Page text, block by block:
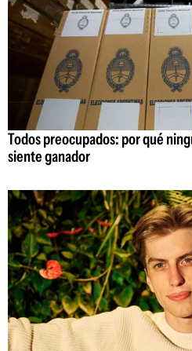
Todos preocupados: por qué
siente ganador